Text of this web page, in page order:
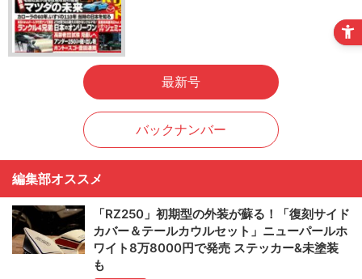
最新号
バックナンバー
編集部オススメ
「RZ250」初期型の外装が蘇る！「復刻サイド
カバー＆テールカウルセット」ニューパールホ
ワイト8万8000円で発売 ステッカー&未塗装
も